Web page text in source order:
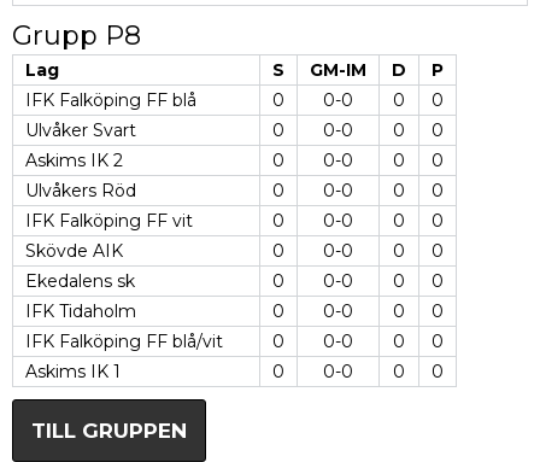
Grupp P8
Lag S GM-IM D
P
IFK Falköping FF blå
0 0-0 0
0
Ulvåker Svart
0 0-0 0
0
Askims IK 2
0 0-0 0
0
Ulvåkers Röd
0 0-0 0
0
IFK Falköping FF vit
0 0-0 0
0
Skövde AIK
0 0-0 0
0
Ekedalens sk
0 0-0 0
0
IFK Tidaholm
0 0-0 0
0
IFK Falköping FF blå/vit
0 0-0 0
0
Askims IK 1
0 0-0 0 0
TILL GRUPPEN